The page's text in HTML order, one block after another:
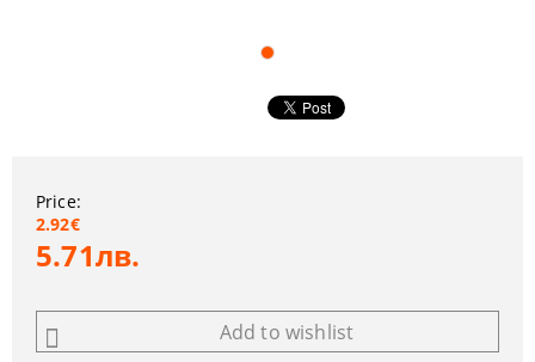
Price:
2.92€
5.71лв.
Add to wishlist